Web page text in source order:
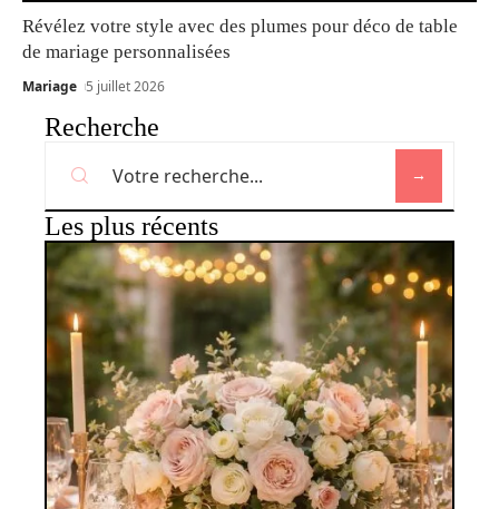
Révélez votre style avec des plumes pour déco de table
de mariage personnalisées
Mariage 5 juillet 2026
Recherche
Les plus récents